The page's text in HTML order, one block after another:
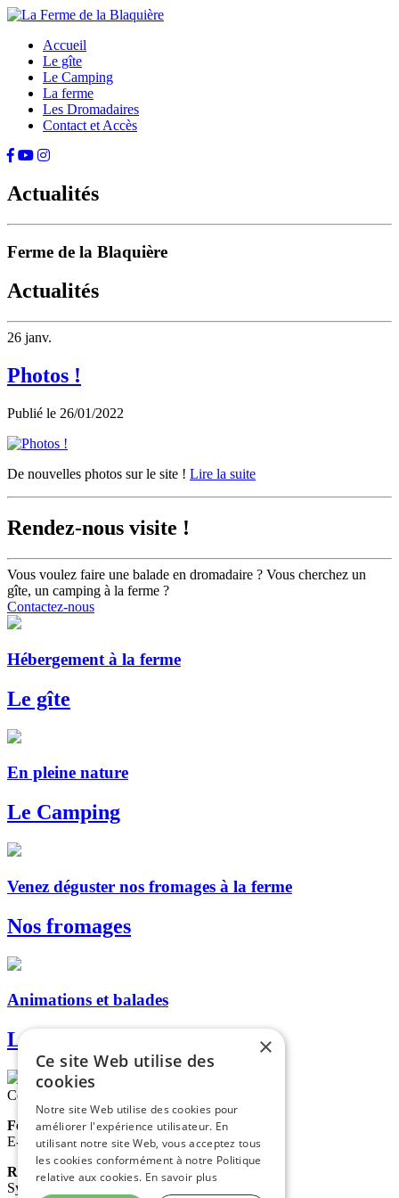
Accueil
Le gîte
Le Camping
La ferme
Les Dromadaires
Contact et Accès
Actualités
Ferme de la Blaquière
Actualités
26 janv.
Photos !
Publié le 26/01/2022
De nouvelles photos sur le site ! Lire la suite
Rendez-nous visite !
Vous voulez faire une balade en dromadaire ? Vous cherchez un
gîte, un camping à la ferme ?
Contactez-nous
Hébergement à la ferme
Le gîte
En pleine nature
Le Camping
Venez déguster nos fromages à la ferme
Nos fromages
Animations et balades
Les dromadaires
Contactez-nous
Ferme de La Blaquière
E-mail :contact@lablaquiere.com
Réservation gîte et camping
Sylvia : +33 (0)6 75 09 31 73
×
Ce site Web utilise des
cookies
Notre site Web utilise des cookies pour
améliorer l'expérience utilisateur. En
utilisant notre site Web, vous acceptez tous
les cookies conformément à notre Politique
relative aux cookies. En savoir plus